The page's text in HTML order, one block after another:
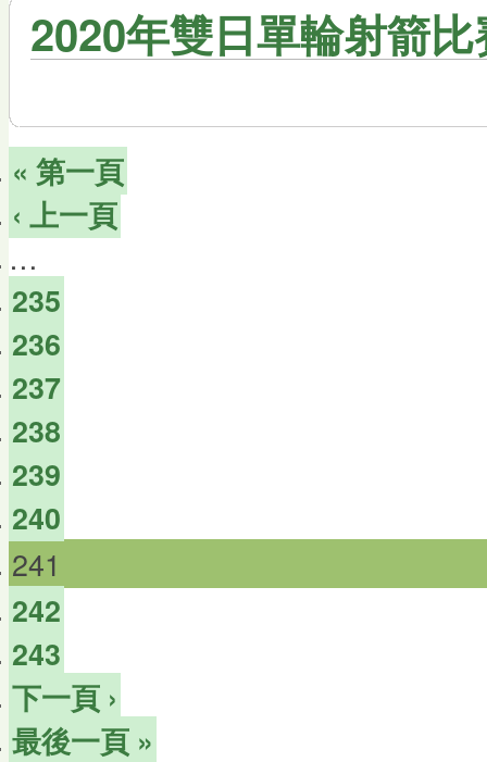
2020年雙日單輪射箭
« 第一頁
‹ 上一頁
…
235
236
237
238
239
240
241
242
243
下一頁 ›
最後一頁 »